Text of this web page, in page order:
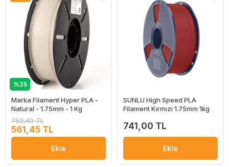
%25
Marka Filament Hyper PLA -
Natural - 1.75mm - 1 Kg
752,40 TL
561,45 TL
Ekle
SUNLU High Speed PLA
Filament Kırmızı 1.75mm 1kg
741,00 TL
Ekle